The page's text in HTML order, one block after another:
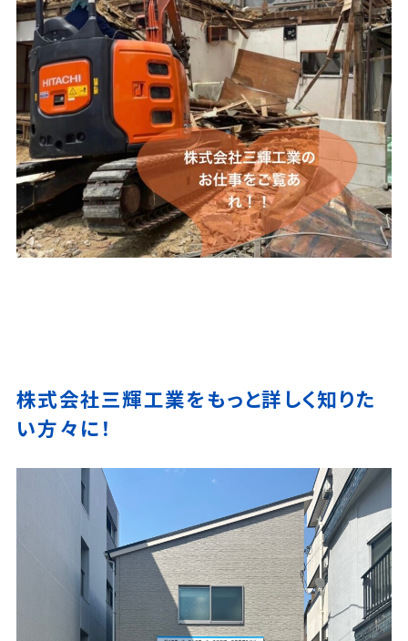
株式会社三輝工業をもっと詳しく知りた
い方々に！